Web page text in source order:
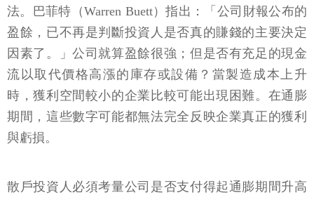
法。巴菲特（Warren Buett）指出：「公司財報公布的
盈餘，已不再是判斷投資人是否真的賺錢的主要決定
因素了。」公司就算盈餘很強；但是否有充足的現金
流以取代價格高漲的庫存或設備？當製造成本上升
時，獲利空間較小的企業比較可能出現困難。在通膨
期間，這些數字可能都無法完全反映企業真正的獲利
與虧損。
散戶投資人必須考量公司是否支付得起通膨期間升高